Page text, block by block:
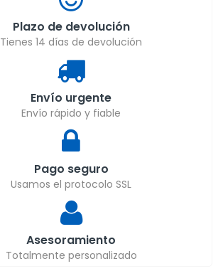
Plazo de devolución
Tienes 14 días de devolución
Envío urgente
Envío rápido y fiable
Pago seguro
Usamos el protocolo SSL
Asesoramiento
Totalmente personalizado